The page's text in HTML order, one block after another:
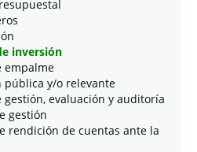
inversión
empalme
pública y/o relevante
gestión, evaluación y auditoría
gestión
rendición de cuentas ante la